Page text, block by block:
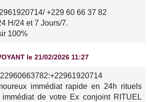
+229 60 66 37 82
H/24 et 7 Jours/7.
100%
le 21/02/2026 11:27
immédiat rapide en 24h rituels
de votre Ex conjoint RITUEL